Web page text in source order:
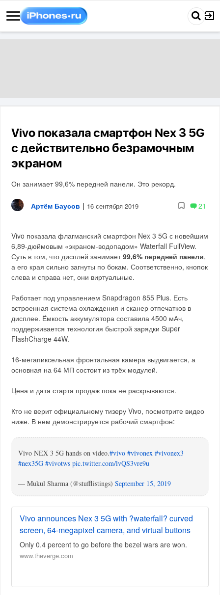
Vivo показала смартфон Nex 3 5G
с действительно безрамочным
экраном
Он занимает 99,6% передней панели. Это рекорд.
Артём Баусов | 16 сентября 2019 21
Vivo показала флагманский смартфон Nex 3 5G с новейшим
6,89-дюймовым «экраном-водопадом» Waterfall FullView.
Суть в том, что дисплей занимает99,6% передней панели,
а его края сильно загнуты по бокам. Соответственно, кнопок
слева и справа нет, они виртуальные.
Работает под управлением Snapdragon 855 Plus. Есть
встроенная система охлаждения и сканер отпечатков в
дисплее. Ёмкость аккумулятора составила 4500 мАч,
поддерживается технология быстрой зарядки Super
FlashCharge 44W.
16-мегапиксельная фронтальная камера выдвигается, а
основная на 64 МП состоит из трёх модулей.
Цена и дата старта продаж пока не раскрываются.
Кто не верит официальному тизеру Vivo, посмотрите видео
ниже. В нем демонстрируется рабочий смартфон:
Vivo NEX 3 5G hands on video.#vivo #vivonex #vivonex3
#nex35G #vivotws pic.twitter.com/lvQS3vre9u
— Mukul Sharma (@stufflistings)September 15, 2019
Vivo announces Nex 3 5G with ?waterfall? curved
screen, 64-megapixel camera, and virtual buttons
Only 0.4 percent to go before the bezel wars are won.
www.theverge.com